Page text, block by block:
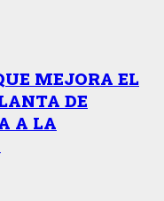
MEJORA EL
DE
A LA